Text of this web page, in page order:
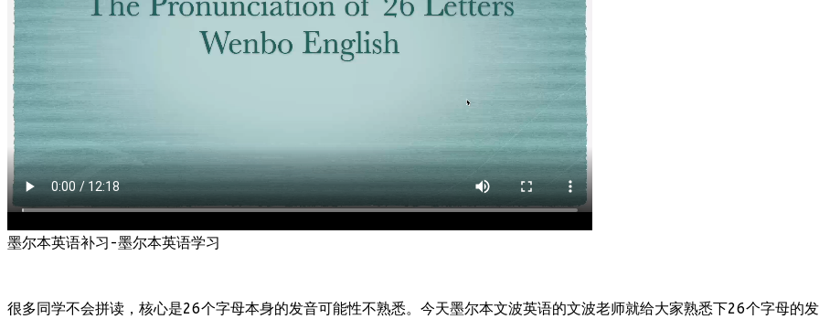
墨尔本英语补习-墨尔本英语学习
很多同学不会拼读，核心是26个字母本身的发音可能性不熟悉。今天墨尔本文波英语的文波老师就给大家熟悉下26个字母的发